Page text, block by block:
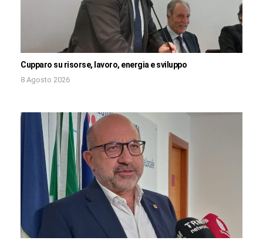
Cupparo su risorse, lavoro, energia e sviluppo
8 Agosto 2026